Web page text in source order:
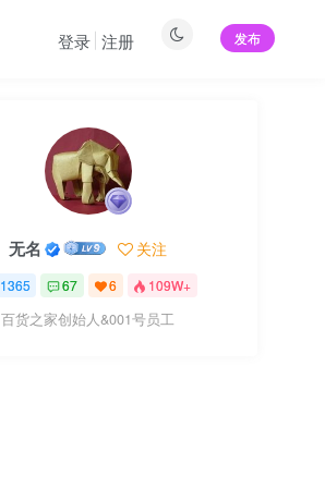
发布
登录 注册
无名 关注
1365 67 6 109W+
百货之家创始人&001号员工